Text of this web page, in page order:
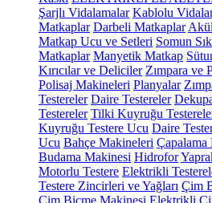
Şarjlı Vidalamalar Kablolu
Matkaplar Darbeli Matkaplar
Matkap Ucu ve Setleri Somun
Matkaplar Manyetik Matkap
Kırıcılar ve Deliciler Zımpara ve
Polisaj Makineleri Planyalar
Testereler Daire Testereler
Testereler Tilki Kuyruğu
Kuyruğu Testere Ucu Daire
Ucu Bahçe Makineleri Çapalama
Budama Makinesi Hidrofor
Motorlu Testere Elektrikli
Testere Zincirleri ve Yağları Çim
Çim Biçme Makinesi Elektrikli